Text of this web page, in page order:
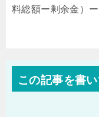
料総額ー剰余金）
この記事を書